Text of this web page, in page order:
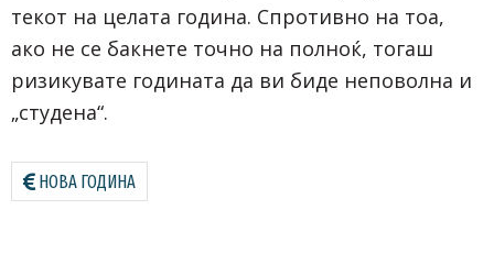
текот на целата година. Спротивно на тоа,
ако не се бакнете точно на полноќ, тогаш
ризикувате годината да ви биде неповолна и
„студена“.
НОВА ГОДИНА